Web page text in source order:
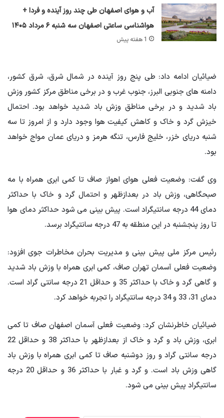
آب و هوای اصفهان طی چند روز آینده و فردا +
هواشناسی ساعتی اصفهان سه شنبه ۶ مرداد ۱۴۰۵
1 هفته پیش
ضیائیان ادامه داد: طی پنج روز آینده در شمال شرق، شرق کشور،
دامنه های جنوبی البرز، جنوب غرب و در برخی مناطق مرکز کشور وزش
باد شدید و در برخی مناطق وزش باد شدید خواهد بود. احتمال
خیزش گرد و خاک و کاهش کیفیت هوا وجود دارد و از امروز تا سه
شنبه دریای خزر، خلیج فارس، تنگه هرمز و دریای عمان مواج خواهد
بود.
وی گفت: وضعیت فعلی هوای اهواز صاف تا کمی ابری همراه با مه
صبحگاهی، وزش باد در بعدازظهر و احتمال گرد و خاک با حداکثر
دمای 44 درجه سانتیگراد است. پیش بینی می شود حداکثر دمای هوا
تا روز پنجشنبه در این منطقه به 47 درجه سانتیگراد برسد.
رئیس مرکز ملی پیش بینی و مدیریت بحران مخاطرات جوی افزود:
وضعیت فعلی آسمان تهران صاف، کمی ابری همراه با وزش باد شدید
و گاهی گرد و خاک با حداکثر 35 و حداقل 21 درجه سانتی گراد است.
دمای 31، 33 و 34 درجه سانتیگراد را تجربه خواهد کرد.
ضیائیان خاطرنشان کرد: وضعیت فعلی آسمان اصفهان صاف تا کمی
ابری، وزش باد و گرد و خاک از بعدازظهر با حداکثر 38 و حداقل 22
درجه سانتی گراد و روز دوشنبه صاف تا کمی ابری همراه با وزش باد
گاهی وزش باد است. و گرد و غبار با حداکثر 36 و حداقل 20 درجه
سانتیگراد پیش بینی می شود.